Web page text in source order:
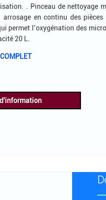
. Pinceau de nettoyage
en continu des
permet l’oxygénation des
20 L.
d'information